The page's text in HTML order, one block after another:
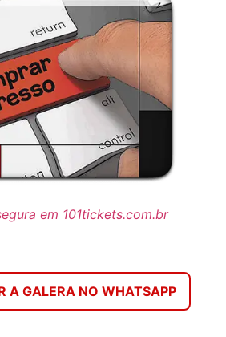
em 101tickets.com.br
A GALERA NO WHATSAPP